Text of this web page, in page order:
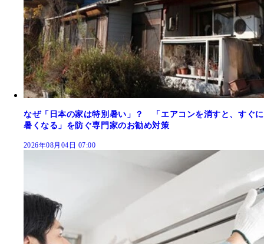
なぜ「日本の家は特別暑い」？ 「エアコンを消すと、すぐに
暑くなる」を防ぐ専門家のお勧め対策
2026年08月04日 07:00